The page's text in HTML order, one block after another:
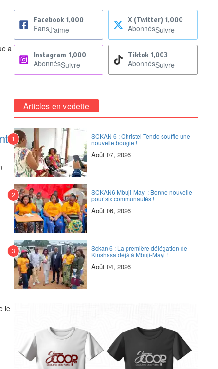
a
le
Facebook 1,000
FansJ'aime
X (Twitter) 1,000
AbonnésSuivre
Instagram 1,000
AbonnésSuivre
Tiktok 1,003
AbonnésSuivre
Articles en vedette
1 SCKAN 6 : Christel Tendo souffle une
nouvelle bougie !
Août 07, 2026
2 SCKAN6 Mbuji-Mayi : Bonne nouvelle
pour six communautés !
Août 06, 2026
3 Sckan 6 : ‎La première délégation de
Kinshasa déjà à Mbuji-Mayi !
Août 04, 2026